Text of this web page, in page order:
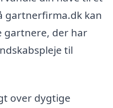
gartnerfirma.dk kan
gartnere, der har
til
over dygtige